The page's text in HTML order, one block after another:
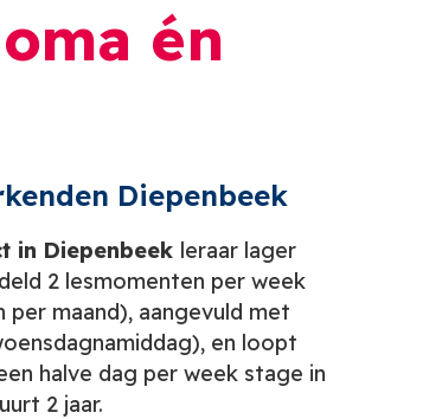
én
Diepenbeek
in Diepenbeek leraar lager
2 lesmomenten per week
maand), aangevuld met
en loopt
halve dag per week stage in
2 jaar.